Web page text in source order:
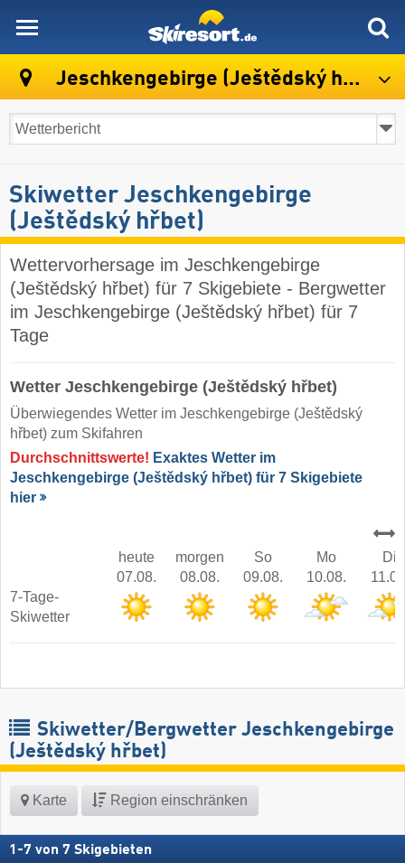
Jeschkengebirge (Ještědský hřbet)
Skiwetter Jeschkengebirge
(Ještědský hřbet)
Wettervorhersage im Jeschkengebirge
(Ještědský hřbet) für 7 Skigebiete - Bergwetter
im Jeschkengebirge (Ještědský hřbet) für 7
Tage
Wetter Jeschkengebirge (Ještědský hřbet)
Überwiegendes Wetter im Jeschkengebirge (Ještědský
hřbet) zum Skifahren
Durchschnittswerte! Exaktes Wetter im
Jeschkengebirge (Ještědský hřbet) für 7 Skigebiete
hier
heute
07.08.
morgen
08.08.
So
09.08.
Mo
10.08.
Di
7-Tage-
Skiwetter
Skiwetter/Bergwetter Jeschkengebirge
(Ještědský hřbet)
Karte Region einschränken
1 -7 von 7 Skigebieten